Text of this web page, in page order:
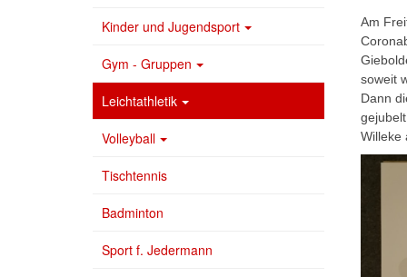
Am
soweit
Dann
Willeke
Kinder und Jugendsport
Gym - Gruppen
Leichtathletik
Volleyball
Tischtennis
Badminton
Sport f. Jedermann